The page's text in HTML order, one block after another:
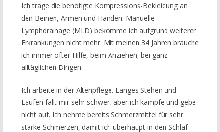
Ich trage die benötigte Kompressions-Bekleidung an
den Beinen, Armen und Händen. Manuelle
Lymphdrainage (MLD) bekomme ich aufgrund weiterer
Erkrankungen nicht mehr. Mit meinen 34 Jahren brauche
ich immer öfter Hilfe, beim Anziehen, bei ganz
alltäglichen Dingen.
Ich arbeite in der Altenpflege. Langes Stehen und
Laufen fällt mir sehr schwer, aber ich kämpfe und gebe
nicht auf. Ich nehme bereits Schmerzmittel für sehr
starke Schmerzen, damit ich überhaupt in den Schlaf